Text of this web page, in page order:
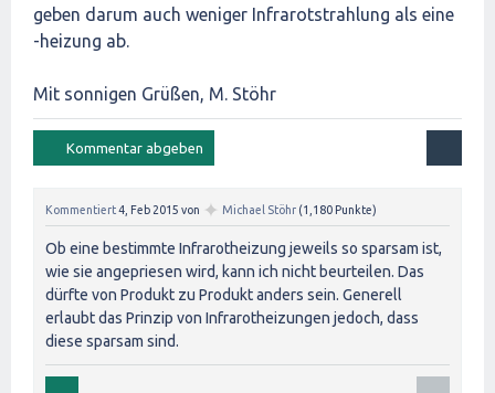
geben darum auch weniger Infrarotstrahlung als eine
-heizung ab.
Mit sonnigen Grüßen, M. Stöhr
Kommentiert4, Feb 2015 von ✦ Michael Stöhr (1,180 Punkte)
Ob eine bestimmte Infrarotheizung jeweils so sparsam ist,
wie sie angepriesen wird, kann ich nicht beurteilen. Das
dürfte von Produkt zu Produkt anders sein. Generell
erlaubt das Prinzip von Infrarotheizungen jedoch, dass
diese sparsam sind.